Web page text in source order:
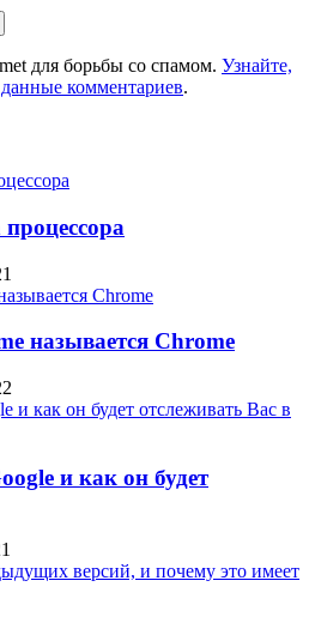
для борьбы со спамом. Узнайте,
комментариев.
называется Chrome
и как он будет